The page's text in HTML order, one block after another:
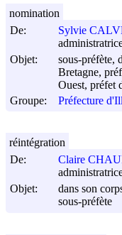
De:
Sylvie
Objet:
sous-préfète,
Bretagne,
Ouest, préfet
Groupe:
Préfecture
nomination
De:
Claire
Objet:
dans son
sous-préfète
réintégration